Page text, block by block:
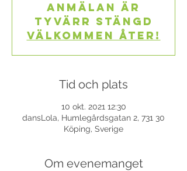
Anmälan är
tyvärr stängd
Välkommen åter!
Tid och plats
10 okt. 2021 12:30
dansLola, Humlegårdsgatan 2, 731 30
Köping, Sverige
Om evenemanget